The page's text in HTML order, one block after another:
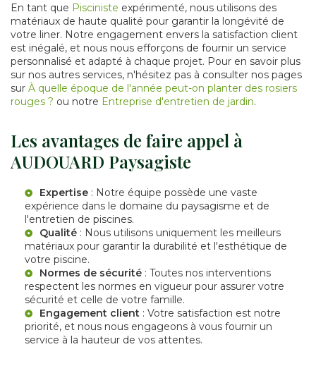
En tant que Pisciniste expérimenté, nous utilisons des
matériaux de haute qualité pour garantir la longévité de
votre liner. Notre engagement envers la satisfaction client
est inégalé, et nous nous efforçons de fournir un service
personnalisé et adapté à chaque projet. Pour en savoir plus
sur nos autres services, n'hésitez pas à consulter nos pages
sur À quelle époque de l'année peut-on planter des rosiers
rouges ? ou notre Entreprise d'entretien de jardin.
Les avantages de faire appel à
AUDOUARD Paysagiste
Expertise : Notre équipe possède une vaste
expérience dans le domaine du paysagisme et de
l'entretien de piscines.
Qualité : Nous utilisons uniquement les meilleurs
matériaux pour garantir la durabilité et l'esthétique de
votre piscine.
Normes de sécurité : Toutes nos interventions
respectent les normes en vigueur pour assurer votre
sécurité et celle de votre famille.
Engagement client : Votre satisfaction est notre
priorité, et nous nous engageons à vous fournir un
service à la hauteur de vos attentes.